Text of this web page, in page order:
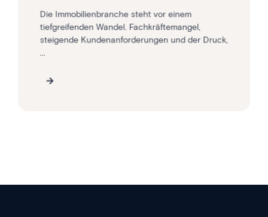
Die Immobilienbranche steht vor einem
tiefgreifenden Wandel. Fachkräftemangel,
steigende Kundenanforderungen und der Druck,
...